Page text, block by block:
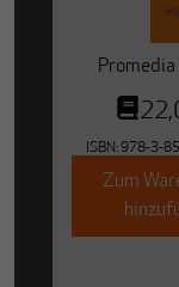
ISBN: 978-3-
Zum